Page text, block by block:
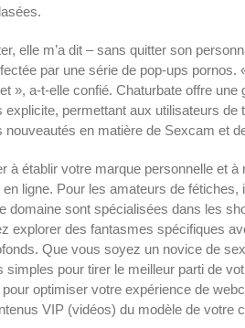
elle m’a dit – sans quitter son
par une série de pop-ups
», a-t-elle confié. Chaturbate offre
permettant aux utilisateurs
en matière de Sexcam et
à établir votre marque personnelle et
ligne. Pour les amateurs de
domaine sont spécialisées dans les
explorer des fantasmes spécifiques
Que vous soyez un novice de
pour tirer le meilleur parti de
optimiser votre expérience de
VIP (vidéos) du modèle de votre